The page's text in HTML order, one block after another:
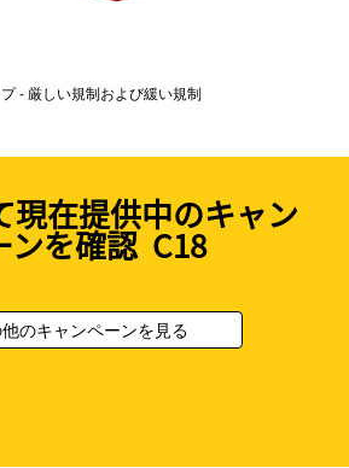
- 厳しい規制および緩い規制
現在提供中のキャン
ンを確認 C18
のキャンペーンを見る